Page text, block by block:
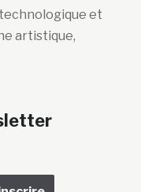
et
artistique,